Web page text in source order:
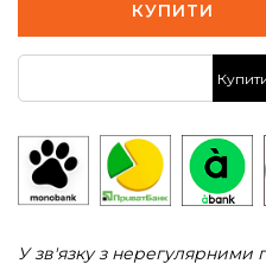
КУПИТИ
У зв'язку з нерегулярними